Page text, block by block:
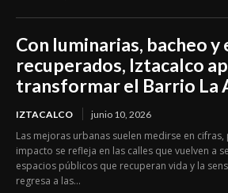
Con luminarias, bacheo y
recuperados, Iztacalco
transformar el Barrio La
IZTACALCO junio 10, 2026
Las mejoras urbanas suelen medirse en
impacto se refleja en las calles que vuelven a
espacios públicos que recuperan vida y la
regresa a las...